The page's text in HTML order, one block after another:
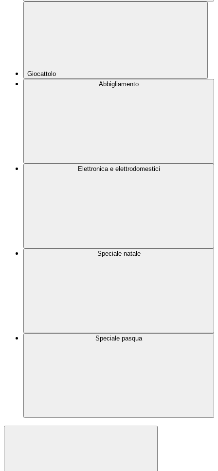
Giocattolo
Abbigliamento
Elettronica e elettrodomestici
Speciale natale
Speciale pasqua